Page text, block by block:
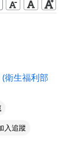
(衛生福利部
入追蹤